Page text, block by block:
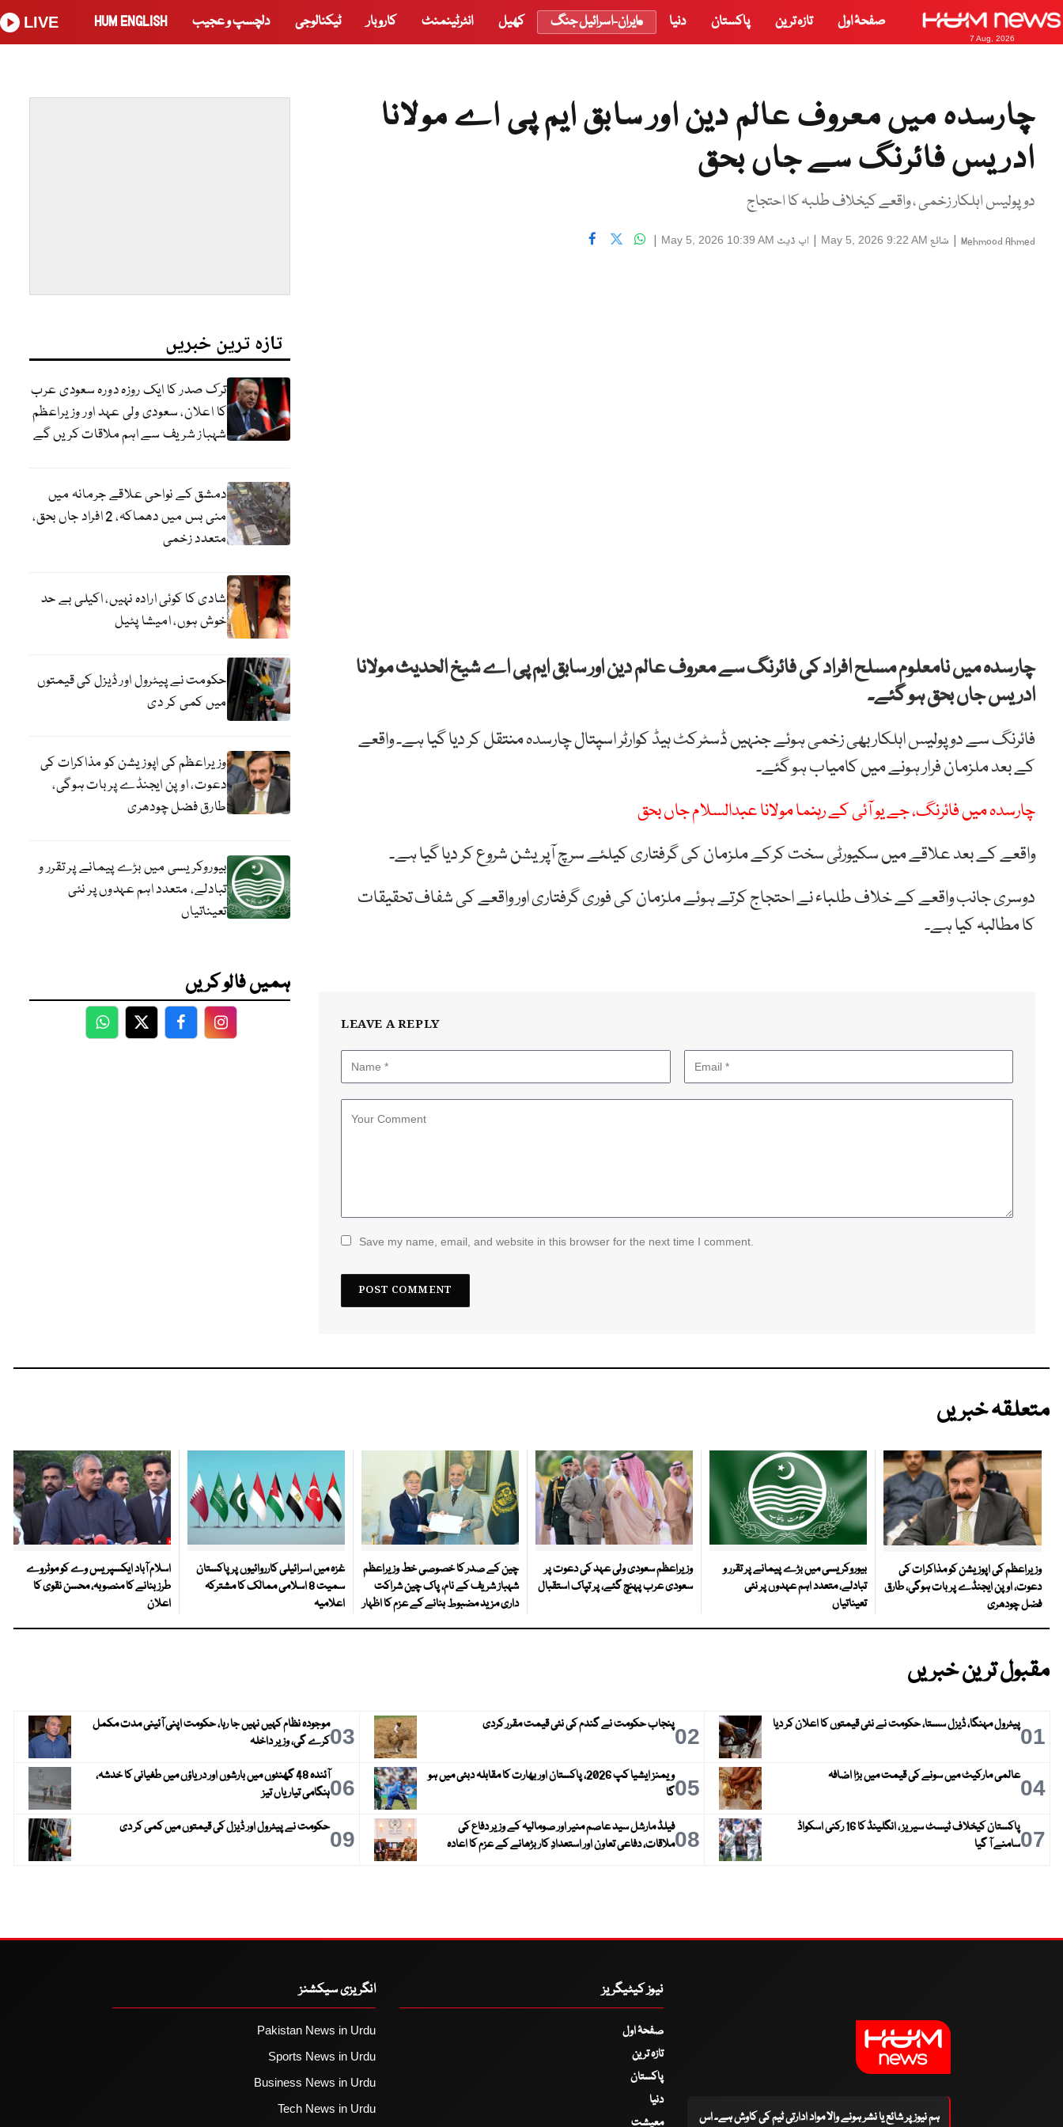
7 Aug, 2026
صفحۂ اول تازہ ترین پاکستان دنیا ایران-اسرائیل جنگ کھیل انٹرٹینمنٹ کاروبار ٹیکنالوجی دلچسپ و عجیب HUM ENGLISH
LIVE
چارسدہ میں معروف عالم دین اور سابق ایم پی اے مولانا
ادریس فائرنگ سے جاں بحق
دو پولیس اہلکار زخمی ، واقعے کیخلاف طلبہ کا احتجاج
Mehmood Ahmed
| شائع May 5, 2026 9:22 AM
| اپ ڈیٹ May 5, 2026 10:39 AM
|
چارسدہ میں نامعلوم مسلح افراد کی فائرنگ سے معروف عالم دین اور سابق ایم پی اے شیخ الحدیث مولانا
ادریس جاں بحق ہو گئے۔
فائرنگ سے دو پولیس اہلکار بھی زخمی ہوئے جنہیں ڈسٹرکٹ ہیڈ کوارٹر اسپتال چارسدہ منتقل کر دیا گیا ہے۔ واقعے
کے بعد ملزمان فرار ہونے میں کامیاب ہو گئے۔
چارسدہ میں فائرنگ، جے یو آئی کے رہنما مولانا عبدالسلام جاں بحق
واقعے کے بعد علاقے میں سکیورٹی سخت کرکے ملزمان کی گرفتاری کیلئے سرچ آپریشن شروع کر دیا گیا ہے۔
دوسری جانب واقعے کے خلاف طلباء نے احتجاج کرتے ہوئے ملزمان کی فوری گرفتاری اور واقعے کی شفاف تحقیقات
کا مطالبہ کیا ہے۔
LEAVE A REPLY
Save my name, email, and website in this browser for the next time I comment.
تازہ ترین خبریں
ترک صدر کا ایک روزہ دورہ سعودی عرب
کا اعلان، سعودی ولی عہد اور وزیراعظم
شہباز شریف سے اہم ملاقات کریں گے
دمشق کے نواحی علاقے جرمانہ میں
منی بس میں دھماکہ، 2 افراد جاں بحق،
متعدد زخمی
شادی کا کوئی ارادہ نہیں، اکیلی بے حد
خوش ہوں، امیشا پٹیل
حکومت نے پیٹرول اور ڈیزل کی قیمتوں
میں کمی کر دی
وزیراعظم کی اپوزیشن کو مذاکرات کی
دعوت، اوپن ایجنڈے پر بات ہوگی،
طارق فضل چودھری
بیوروکریسی میں بڑے پیمانے پر تقرر و
تبادلے، متعدد اہم عہدوں پر نئی
تعیناتیاں
ہمیں فالو کریں
WhatsApp
TwitterFacebookFacebook
متعلقہ خبریں
وزیراعظم کی اپوزیشن کو مذاکرات کی
دعوت، اوپن ایجنڈے پر بات ہوگی، طارق
فضل چودھری
بیوروکریسی میں بڑے پیمانے پر تقرر و
تبادلے، متعدد اہم عہدوں پر نئی
تعیناتیاں
وزیراعظم سعودی ولی عہد کی دعوت پر
سعودی عرب پہنچ گئے، پر تپاک استقبال
چین کے صدر کا خصوصی خط وزیراعظم
شہباز شریف کے نام، پاک چین شراکت
داری مزید مضبوط بنانے کے عزم کا اظہار
غزہ میں اسرائیلی کارروائیوں پر پاکستان
سمیت 8 اسلامی ممالک کا مشترکہ
اعلامیہ
اسلام آباد ایکسپریس وے کو موٹروے
طرز بنانے کا منصوبہ، محسن نقوی کا
اعلان
مقبول ترین خبریں
01پیٹرول مہنگا، ڈیزل سستا، حکومت نے نئی قیمتوں کا اعلان کر دیا 02پنجاب حکومت نے گندم کی نئی قیمت مقرر کردی 03موجودہ نظام کہیں نہیں جا رہا، حکومت اپنی آئینی مدت مکمل
کرے گی، وزیر داخلہ
04عالمی مارکیٹ میں سونے کی قیمت میں بڑا اضافہ 05
ویمنز ایشیا کپ 2026، پاکستان اور بھارت کا مقابلہ دبئی میں ہو
گا
06
آئندہ 48 گھنٹوں میں بارشوں اور دریاؤں میں طغیانی کا خدشہ،
ہنگامی تیاریاں تیز
07
پاکستان کیخلاف ٹیسٹ سیریز ، انگلینڈ کا 16 رکنی اسکواڈ
سامنے آ گیا
08فیلڈ مارشل سید عاصم منیر اور صومالیہ کے وزیر دفاع کی
ملاقات، دفاعی تعاون اور استعدادِ کار بڑھانے کے عزم کا اعادہ
09حکومت نے پیٹرول اور ڈیزل کی قیمتوں میں کمی کر دی
ہم نیوز پر شائع یا نشر ہونے والا مواد ادارتی ٹیم کی کاوش ہے۔ اس
نیوز کیٹیگریز
صفحۂ اول
تازہ ترین
پاکستان
دنیا
معیشت
انگریزی سیکشنز
Pakistan News in Urdu
Sports News in Urdu
Business News in Urdu
Tech News in Urdu